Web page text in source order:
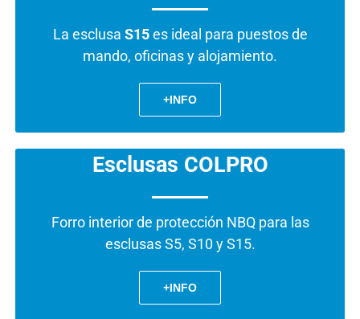
La esclusa S15es ideal para puestos de
mando, oficinas y alojamiento.
+INFO
Esclusas COLPRO
Forro interior de protección NBQ para las
esclusas S5, S10 y S15.
+INFO